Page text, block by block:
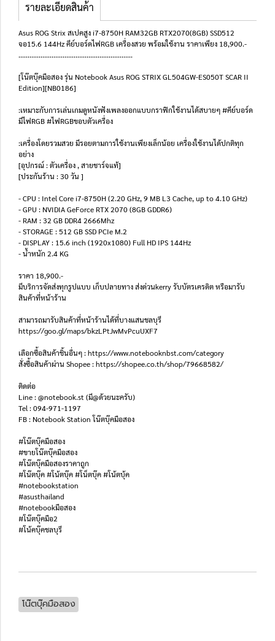
รายละเอียดสินค้า
Asus ROG Strix สเปคสูง i7-8750H RAM32GB RTX2070(8GB) SSD512
จอ15.6 144Hz คีย์บอร์ดไฟRGB เครื่องสวย พร้อมใช้งาน ราคาเพียง 18,900.-
..............................................................
[โน๊ตบุ๊คมือสอง รุ่น Notebook Asus ROG STRIX GL504GW-ES050T SCAR II
Edition][NB0186]
:เหมาะกับการเล่นเกมดูหนังฟังเพลงออกแบบกราฟิกใช้งานได้สบายๆ #คีย์บอร์ด
มีไฟRGB #ไฟRGBขอบตัวเครื่อง
:เครื่องโดยรวมสวย มีรอยตามการใช้งานเพียงเล็กน้อย เครื่องใช้งานได้ปกติทุก
อย่าง
[อุปกรณ์ : ตัวเครื่อง , สายชาร์จแท้]
[ประกันร้าน : 30 วัน ]
- CPU : Intel Core i7-8750H (2.20 GHz, 9 MB L3 Cache, up to 4.10 GHz)
- GPU : NVIDIA GeForce RTX 2070 (8GB GDDR6)
- RAM : 32 GB DDR4 2666Mhz
- STORAGE : 512 GB SSD PCIe M.2
- DISPLAY : 15.6 inch (1920x1080) Full HD IPS 144Hz
- น้ำหนัก 2.4 KG
ราคา 18,900.-
มีบริการจัดส่งทุกรูปแบบ เก็บปลายทาง ส่งด่วนkerry รับบัตรเครดิต หรือมารับ
สินค้าที่หน้าร้าน
สามารถมารับสินค้าที่หน้าร้านได้ที่บางแสนชลบุรี
https://goo.gl/maps/bkzLPtJwMvPcuUXF7
เลือกซื้อสินค้าชิ้นอื่นๆ : https://www.notebooknbst.com/category
สั่งซื้อสินค้าผ่าน Shopee : https://shopee.co.th/shop/79668582/
ติดต่อ
Line : @notebook.st (มี@ด้วยนะครับ)
Tel : 094-971-1197
FB : Notebook Station โน๊ตบุ๊คมือสอง
#โน๊ตบุ๊คมือสอง
#ขายโน๊ตบุ๊คมือสอง
#โน๊ตบุ๊คมือสองราคาถูก
#โน๊ตบุ๊ค #โน้ตบุ๊ค #โน็ตบุ๊ค #โน้ตบุ้ค
#notebookstation
#asusthailand
#notebookมือสอง
#โน๊ตบุ๊คมือ2
#โน้คบุ๊คชลบุรี
โน๊ตบุ๊คมือสอง